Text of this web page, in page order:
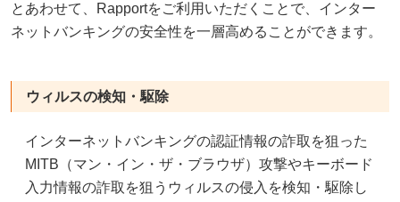
とあわせて、Rapportをご利用いただくことで、インター
ネットバンキングの安全性を一層高めることができます。
ウィルスの検知・駆除
インターネットバンキングの認証情報の詐取を狙った
MITB（マン・イン・ザ・ブラウザ）攻撃やキーボード
入力情報の詐取を狙うウィルスの侵入を検知・駆除し